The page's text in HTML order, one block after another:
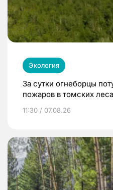
Экология
За сутки огнеборцы
пожаров в томских
11:30 / 07.08.26